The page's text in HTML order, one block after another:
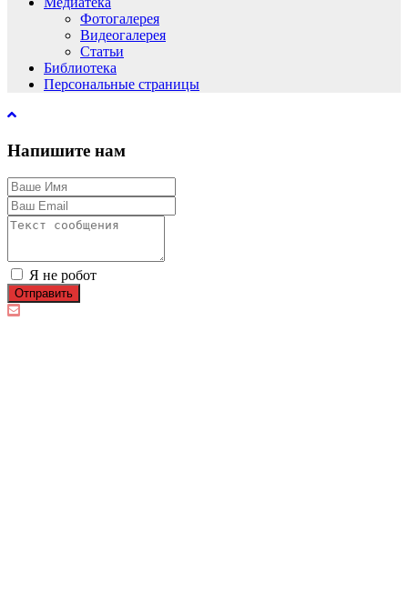
Фотогалерея
Видеогалерея
Статьи
Библиотека
Персональные страницы
Напишите нам
Я не робот
Отправить